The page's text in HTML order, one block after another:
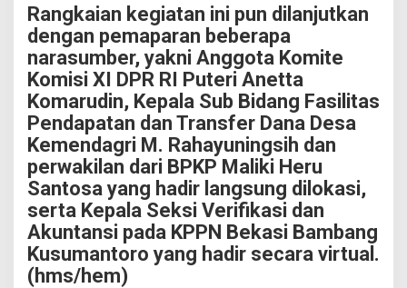
Rangkaian kegiatan ini pun dilanjutkan
dengan pemaparan beberapa
narasumber, yakni Anggota Komite
Komisi XI DPR RI Puteri Anetta
Komarudin, Kepala Sub Bidang Fasilitas
Pendapatan dan Transfer Dana Desa
Kemendagri M. Rahayuningsih dan
perwakilan dari BPKP Maliki Heru
Santosa yang hadir langsung dilokasi,
serta Kepala Seksi Verifikasi dan
Akuntansi pada KPPN Bekasi Bambang
Kusumantoro yang hadir secara virtual.
(hms/hem)